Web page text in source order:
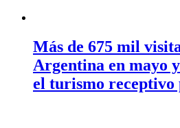
Más de 675 mil
Argentina en mayo
el turismo receptivo